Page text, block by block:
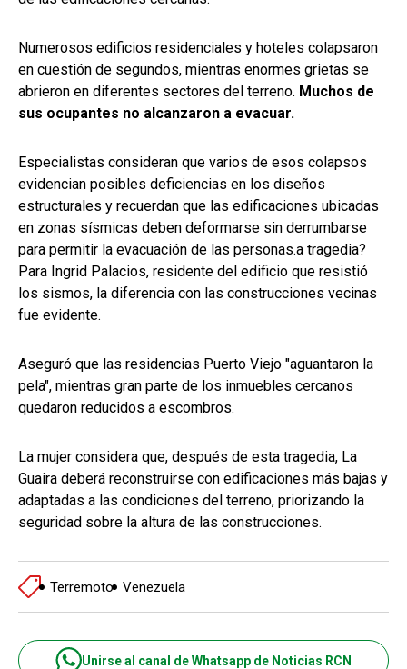
Numerosos edificios residenciales y hoteles colapsaron
en cuestión de segundos, mientras enormes grietas se
abrieron en diferentes sectores del terreno. Muchos de
sus ocupantes no alcanzaron a evacuar.
Especialistas consideran que varios de esos colapsos
evidencian posibles deficiencias en los diseños
estructurales y recuerdan que las edificaciones ubicadas
en zonas sísmicas deben deformarse sin derrumbarse
para permitir la evacuación de las personas.a tragedia?
Para Ingrid Palacios, residente del edificio que resistió
los sismos, la diferencia con las construcciones vecinas
fue evidente.
Aseguró que las residencias Puerto Viejo "aguantaron la
pela", mientras gran parte de los inmuebles cercanos
quedaron reducidos a escombros.
La mujer considera que, después de esta tragedia, La
Guaira deberá reconstruirse con edificaciones más bajas y
adaptadas a las condiciones del terreno, priorizando la
seguridad sobre la altura de las construcciones.
Terremoto Venezuela
Unirse al canal de Whatsapp de Noticias RCN